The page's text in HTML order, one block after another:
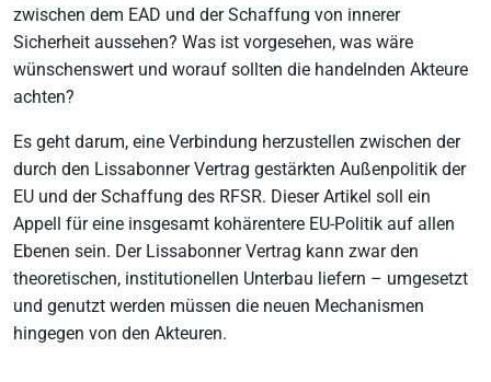
zwischen dem EAD und der Schaffung von innerer
Sicherheit aussehen? Was ist vorgesehen, was wäre
wünschenswert und worauf sollten die handelnden Akteure
achten?
Es geht darum, eine Verbindung herzustellen zwischen der
durch den Lissabonner Vertrag gestärkten Außenpolitik der
EU und der Schaffung des RFSR. Dieser Artikel soll ein
Appell für eine insgesamt kohärentere EU-Politik auf allen
Ebenen sein. Der Lissabonner Vertrag kann zwar den
theoretischen, institutionellen Unterbau liefern – umgesetzt
und genutzt werden müssen die neuen Mechanismen
hingegen von den Akteuren.